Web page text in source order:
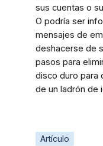
sus cuentas o
O podría ser
mensajes de
deshacerse de
pasos para
disco duro para
de un ladrón de
Artículo